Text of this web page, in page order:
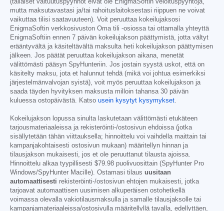
mutta maksutavastasi ja/tai rahoituslaitoksestasi riippuen ne voivat
vaikuttaa tilisi saatavuuteen). Voit peruuttaa kokeilujaksosi
EnigmaSoftin verkkosivuston Oma tili -osiossa tai ottamalla yhteyttä
EnigmaSoftiin ennen 7 päivän kokeilujakson päättymistä, jotta vältyt
erääntyvältä ja käsiteltävältä maksulta heti kokeilujakson päättymisen
jälkeen. Jos päätät peruuttaa kokeilujakson aikana, menetät
välittömästi pääsyn SpyHunteriin. Jos jostain syystä uskot, että on
käsitelty maksu, jota et halunnut tehdä (mikä voi johtua esimerkiksi
järjestelmänvalvojan syistä), voit myös peruuttaa kokeilujakson ja
saada täyden hyvityksen maksusta milloin tahansa 30 päivän
kuluessa ostopäivästä. Katso usein kysytyt kysymykset
Kokeilujakson lopussa sinulta laskutetaan välittömästi etukäteen
tarjousmateriaaleissa ja rekisteröinti-/ostosivun ehdoissa (jotka
sisällytetään tähän viittauksella; hinnoittelu voi vaihdella maittain tai
kampanjakohtaisesti ostosivun mukaan) määritellyn hinnan ja
tilausjakson mukaisesti, jos et ole peruuttanut tilausta ajoissa.
Hinnoittelu alkaa tyypillisesti $79.98 puolivuosittain (SpyHunter Pro
Windows/SpyHunter Macille). Ostamasi tilaus uusitaan
automaattisesti rekisteröinti-/ostosivun ehtojen mukaisesti, jotka
tarjoavat automaattisen uusimisen alkuperäisen ostohetkellä
voimassa olevalla vakiotilausmaksulla ja samalle tilausjaksolle tai
kampanjamateriaaleissa/ostosivulla määritellyllä tavalla, edellyttäen,